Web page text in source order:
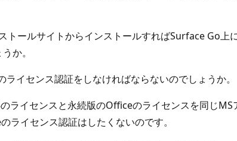
ールサイトからインストールすればSurface Go
か。
イセンス認証をしなければならないのでしょうか。
ライセンスと永続版のOfficeのライセンスを同じ
ライセンス認証はしたくないのです。